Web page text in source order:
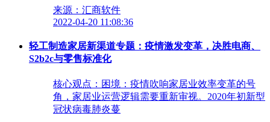
来源：汇商软件
2022-04-20 11:08:36
轻工制造家居新渠道专题：疫情激发变革，决胜电商、
S2b2c与零售标准化
核心观点：困境：疫情吹响家居业效率变革的号
角，家居业运营逻辑需要重新审视。2020年初新型
冠状病毒肺炎蔓